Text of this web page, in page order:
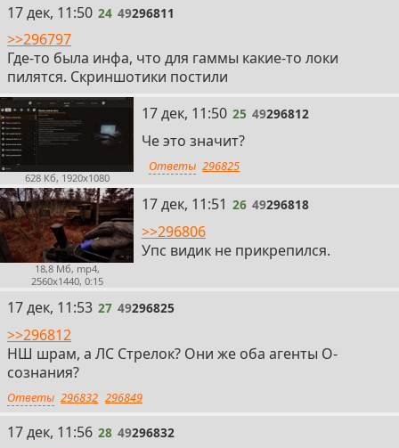
24
17 дек, 11:50 24 49296811
>>296797
Где-то была инфа, что для гаммы какие-то локи
пилятся. Скриншотики постили
628 Кб, 1920x1080
25
17 дек, 11:50 25 49296812
Че это значит?
Ответы 296825
18,8 Мб, mp4,
2560x1440, 0:15
26
17 дек, 11:51 26 49296818
>>296806
Упс видик не прикрепился.
27
17 дек, 11:53 27 49296825
>>296812
НШ шрам, а ЛС Стрелок? Они же оба агенты О-
сознания?
Ответы 296832 296849
28
17 дек, 11:56 28 49296832